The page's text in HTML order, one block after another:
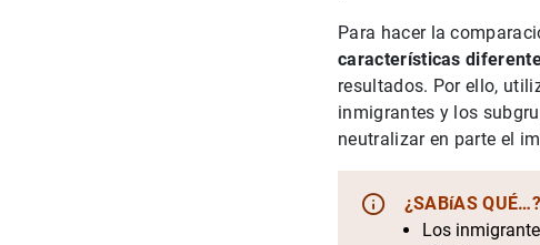
Para hacer la
características
resultados. Por ello,
inmigrantes y los
neutralizar en parte el
¿SABíAS QUÉ…?
Los